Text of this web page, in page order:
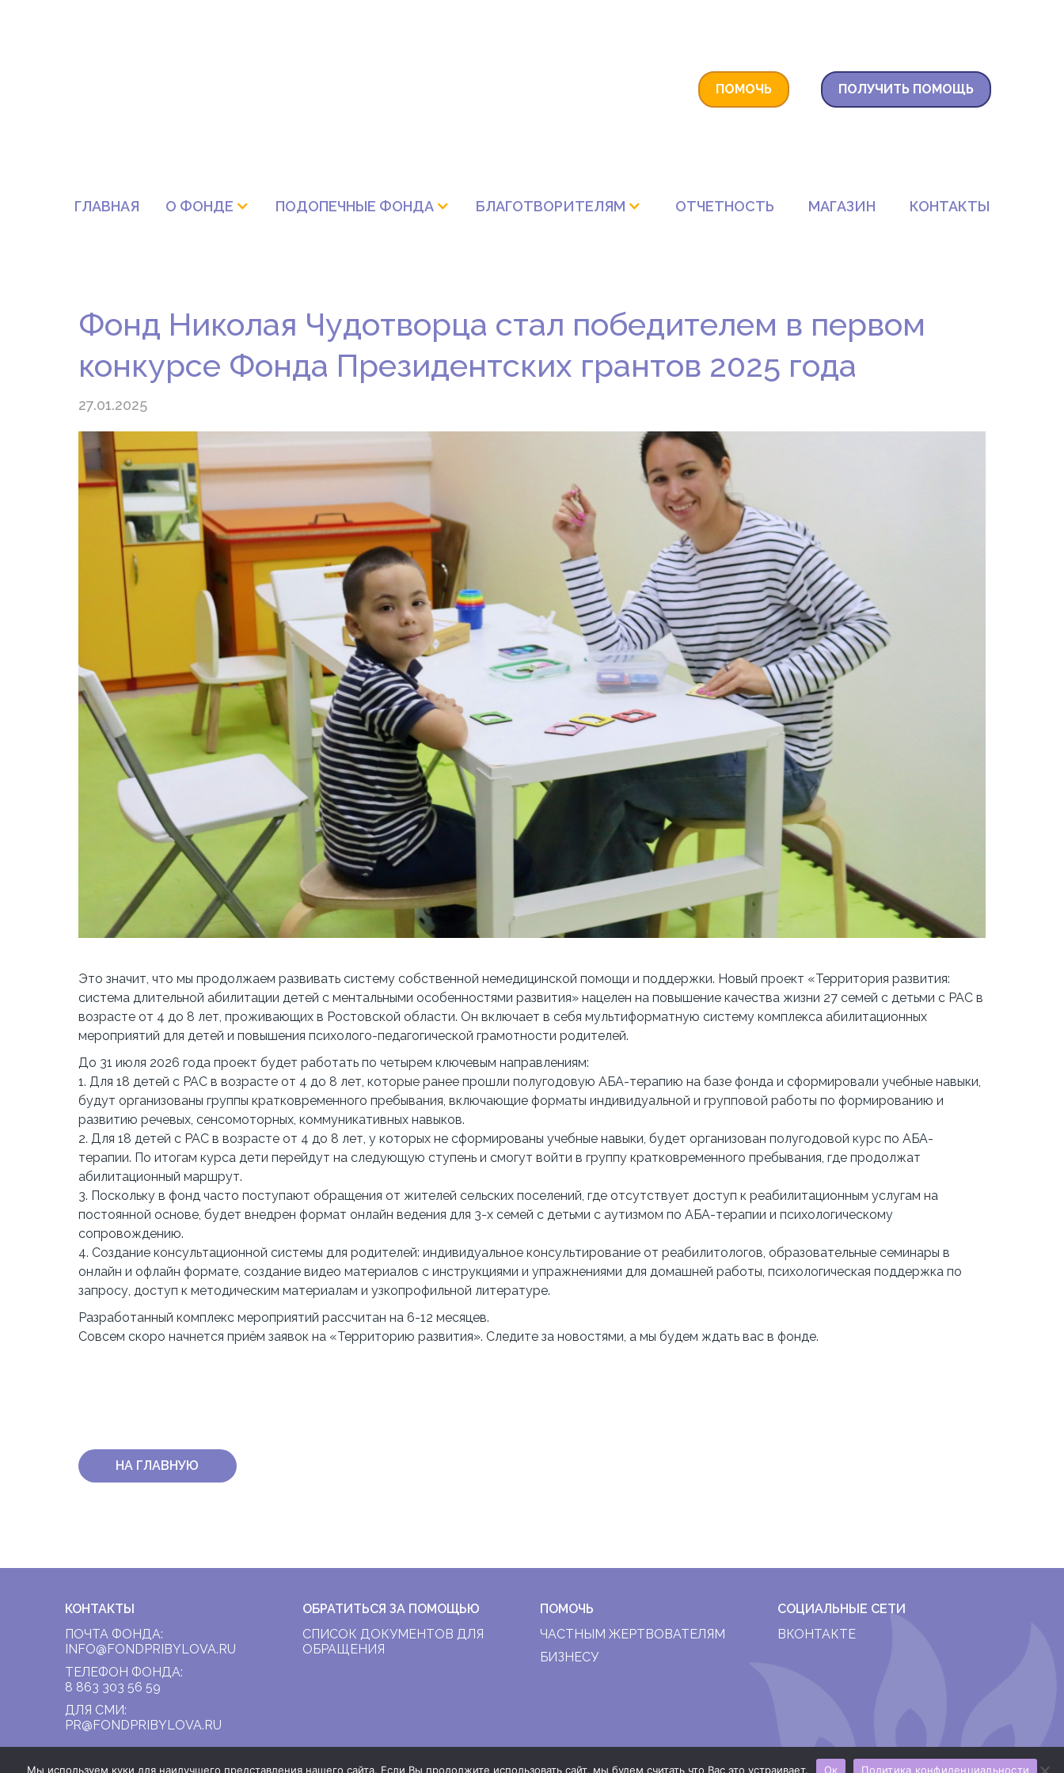
ПОМОЧЬ ПОЛУЧИТЬ ПОМОЩЬ
ГЛАВНАЯ О ФОНДЕ ПОДОПЕЧНЫЕ ФОНДА БЛАГОТВОРИТЕЛЯМ ОТЧЕТНОСТЬ МАГАЗИН КОНТАКТЫ
Фонд Николая Чудотворца стал победителем в первом
конкурсе Фонда Президентских грантов 2025 года
27.01.2025
Это значит, что мы продолжаем развивать систему собственной немедицинской помощи и поддержки. Новый проект «Территория развития:
система длительной абилитации детей с ментальными особенностями развития» нацелен на повышение качества жизни 27 семей с детьми с РАС в
возрасте от 4 до 8 лет, проживающих в Ростовской области. Он включает в себя мультиформатную систему комплекса абилитационных
мероприятий для детей и повышения психолого-педагогической грамотности родителей.
До 31 июля 2026 года проект будет работать по четырем ключевым направлениям:
1. Для 18 детей с РАС в возрасте от 4 до 8 лет, которые ранее прошли полугодовую АБА-терапию на базе фонда и сформировали учебные навыки,
будут организованы группы кратковременного пребывания, включающие форматы индивидуальной и групповой работы по формированию и
развитию речевых, сенсомоторных, коммуникативных навыков.
2. Для 18 детей с РАС в возрасте от 4 до 8 лет, у которых не сформированы учебные навыки, будет организован полугодовой курс по АБА-
терапии. По итогам курса дети перейдут на следующую ступень и смогут войти в группу кратковременного пребывания, где продолжат
абилитационный маршрут.
3. Поскольку в фонд часто поступают обращения от жителей сельских поселений, где отсутствует доступ к реабилитационным услугам на
постоянной основе, будет внедрен формат онлайн ведения для 3-х семей с детьми с аутизмом по АБА-терапии и психологическому
сопровождению.
4. Создание консультационной системы для родителей: индивидуальное консультирование от реабилитологов, образовательные семинары в
онлайн и офлайн формате, создание видео материалов с инструкциями и упражнениями для домашней работы, психологическая поддержка по
запросу, доступ к методическим материалам и узкопрофильной литературе.
Разработанный комплекс мероприятий рассчитан на 6-12 месяцев.
Совсем скоро начнется приём заявок на «Территорию развития». Следите за новостями, а мы будем ждать вас в фонде.
НА ГЛАВНУЮ
КОНТАКТЫ
ПОЧТА ФОНДА:
INFO@FONDPRIBYLOVA.RU
ТЕЛЕФОН ФОНДА:
8 863 303 56 59
ДЛЯ СМИ:
PR@FONDPRIBYLOVA.RU
ОБРАТИТЬСЯ ЗА ПОМОЩЬЮ
СПИСОК ДОКУМЕНТОВ ДЛЯ
ОБРАЩЕНИЯ
ПОМОЧЬ
ЧАСТНЫМ ЖЕРТВОВАТЕЛЯМ
БИЗНЕСУ
СОЦИАЛЬНЫЕ СЕТИ
ВКОНТАКТЕ
Мы используем куки для наилучшего представления нашего сайта. Если Вы продолжите использовать сайт, мы будем считать что Вас это устраивает. Ок Политика конфиденциальности